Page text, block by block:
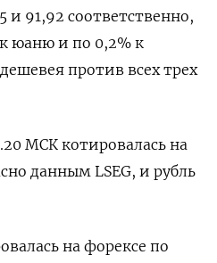
и 91,92 соответственно,
юаню и по 0,2% к
против всех трех
МСК котировалась на
данным LSEG, и рубль
на форексе по